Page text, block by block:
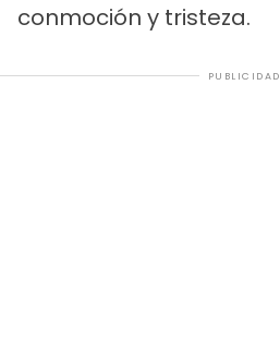
conmoción y tristeza.
PUBLICIDAD